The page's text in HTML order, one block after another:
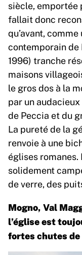
siècle, emportée
fallait donc
qu’avant,
contemporain de
1996) tranche
maisons
le gros dos à la
par un
de Peccia et du
La pureté de la
renvoie à une
églises romanes.
solidement
de verre, des
Mogno, Val
l’église est
fortes chutes de